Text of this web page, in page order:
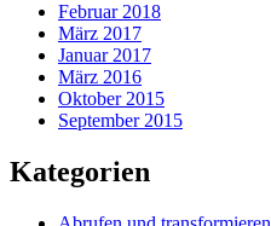
Februar 2018
März 2017
Januar 2017
März 2016
Oktober 2015
September 2015
Kategorien